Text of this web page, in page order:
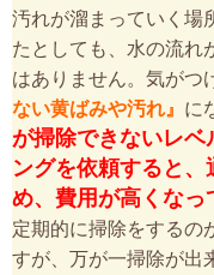
汚れが溜まっていく場
たとしても、水の流れ
はありません。気がつ
ない黄ばみや汚れ』 に
が掃除できないレ
ングを依頼すると
め、費用が高くなっ
定期的に掃除をするの
すが、万が一掃除が出